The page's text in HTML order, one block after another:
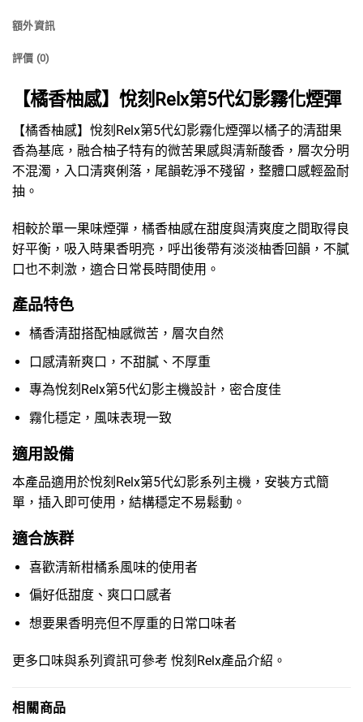
額外資訊
評價 (0)
【橘香柚感】悅刻Relx第5代幻影霧化煙彈
【橘香柚感】悅刻Relx第5代幻影霧化煙彈以橘子的清甜果
香為基底，融合柚子特有的微苦果感與清新酸香，層次分明
不混濁，入口清爽俐落，尾韻乾淨不殘留，整體口感輕盈耐
抽。
相較於單一果味煙彈，橘香柚感在甜度與清爽度之間取得良
好平衡，吸入時果香明亮，呼出後帶有淡淡柚香回韻，不膩
口也不刺激，適合日常長時間使用。
產品特色
橘香清甜搭配柚感微苦，層次自然
口感清新爽口，不甜膩、不厚重
專為悅刻Relx第5代幻影主機設計，密合度佳
霧化穩定，風味表現一致
適用設備
本產品適用於悅刻Relx第5代幻影系列主機，安裝方式簡
單，插入即可使用，結構穩定不易鬆動。
適合族群
喜歡清新柑橘系風味的使用者
偏好低甜度、爽口口感者
想要果香明亮但不厚重的日常口味者
更多口味與系列資訊可參考 悅刻Relx產品介紹 。
相關商品